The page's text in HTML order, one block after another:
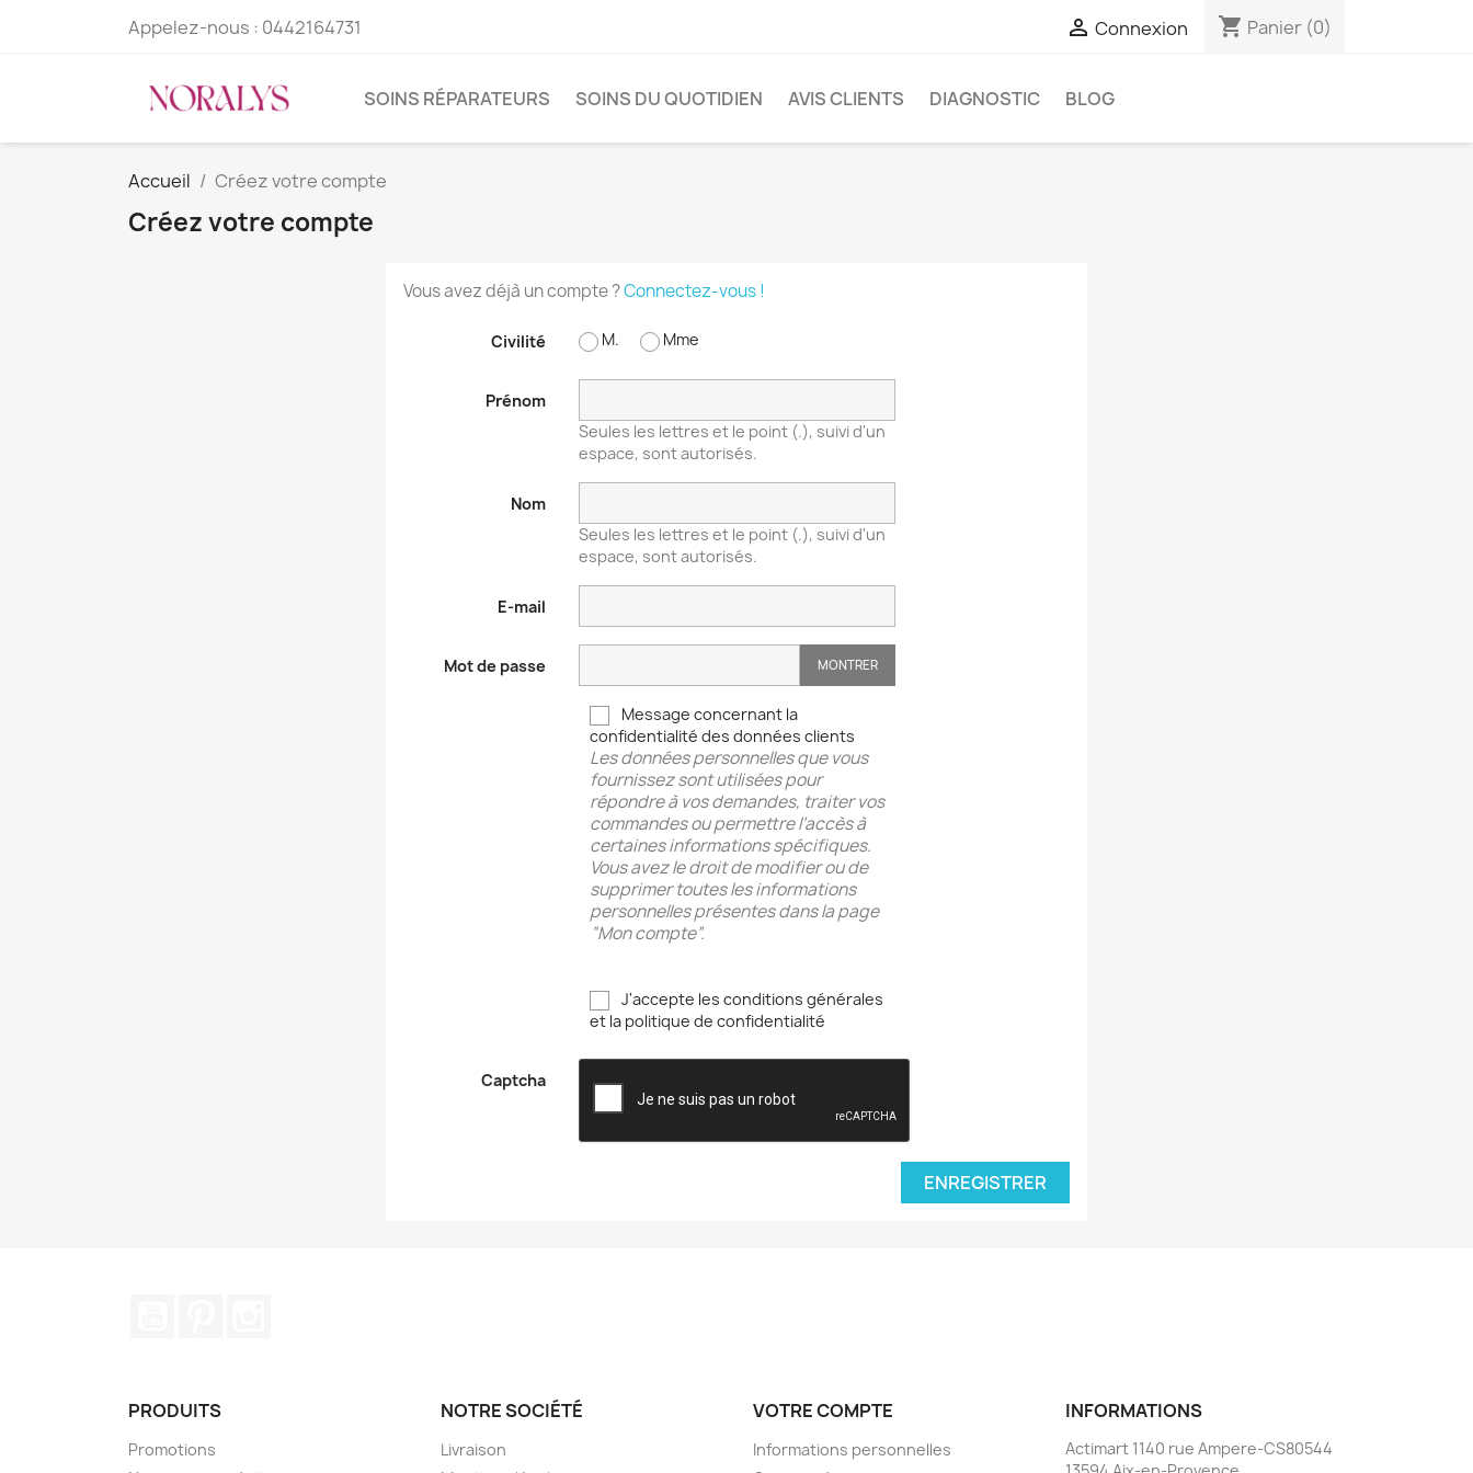
Appelez-nous : 0442164731  Connexion shopping_cart Panier (0)
SOINS RÉPARATEURS SOINS DU QUOTIDIEN AVIS CLIENTS DIAGNOSTIC BLOG
Accueil Créez votre compte
Créez votre compte
Vous avez déjà un compte ?Connectez-vous !
Civilité M. Mme
Prénom
Seules les lettres et le point (.), suivi d'un
espace, sont autorisés.
Nom
Seules les lettres et le point (.), suivi d'un
espace, sont autorisés.
E-mail
Mot de passe MONTRER
Message concernant la
confidentialité des données clients
Les données personnelles que vous
fournissez sont utilisées pour
répondre à vos demandes, traiter vos
commandes ou permettre l’accès à
certaines informations spécifiques.
Vous avez le droit de modifier ou de
supprimer toutes les informations
personnelles présentes dans la page
“Mon compte”.
J'accepte les conditions générales
et la politique de confidentialité
Captcha
ENREGISTRER
PRODUITS
Promotions
NOTRE SOCIÉTÉ
Livraison
VOTRE COMPTE
Informations personnelles
INFORMATIONS
Actimart 1140 rue Ampere-CS80544